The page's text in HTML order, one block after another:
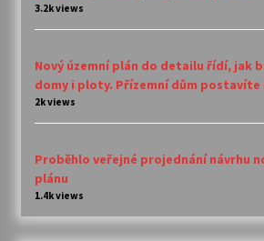
3.2k views
Nový územní plán do detailu řídí, jak
domy i ploty. Přízemní dům postavíte
2k views
Proběhlo veřejné projednání návrhu
plánu
1.4k views